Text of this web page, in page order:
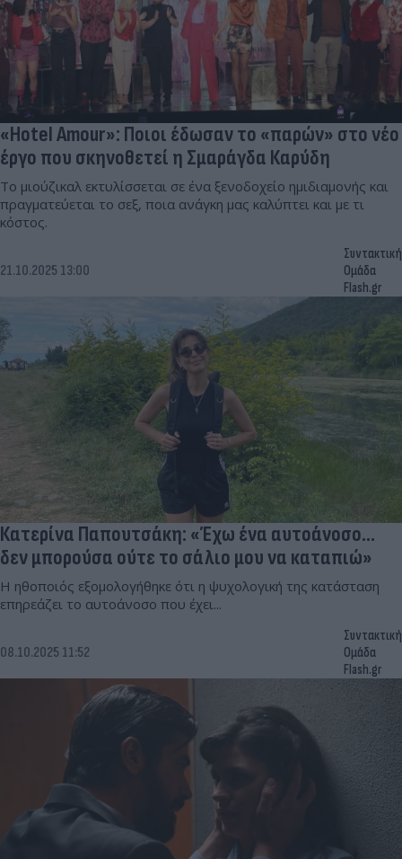
«Hotel Amour»: Ποιοι έδωσαν το «παρών» στο νέο
έργο που σκηνοθετεί η Σμαράγδα Καρύδη
Το μιούζικαλ εκτυλίσσεται σε ένα ξενοδοχείο ημιδιαμονής και
πραγματεύεται το σεξ, ποια ανάγκη μας καλύπτει και με τι
κόστος.
21.10.2025 13:00
Συντακτική
Ομάδα
Flash.gr
Κατερίνα Παπουτσάκη: «Έχω ένα αυτοάνοσο...
δεν μπορούσα ούτε το σάλιο μου να καταπιώ»
Η ηθοποιός εξομολογήθηκε ότι η ψυχολογική της κατάσταση
επηρεάζει το αυτοάνοσο που έχει...
08.10.2025 11:52
Συντακτική
Ομάδα
Flash.gr